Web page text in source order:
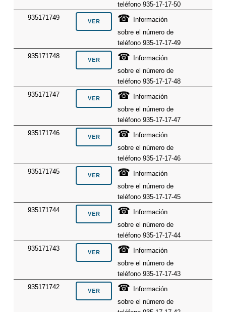
teléfono 935-17-17-50
935171749
☎
Información
sobre el número de
teléfono 935-17-17-49
935171748
☎
Información
sobre el número de
teléfono 935-17-17-48
935171747
☎
Información
sobre el número de
teléfono 935-17-17-47
935171746
☎
Información
sobre el número de
teléfono 935-17-17-46
935171745
☎
Información
sobre el número de
teléfono 935-17-17-45
935171744
☎
Información
sobre el número de
teléfono 935-17-17-44
935171743
☎
Información
sobre el número de
teléfono 935-17-17-43
935171742
☎
Información
sobre el número de